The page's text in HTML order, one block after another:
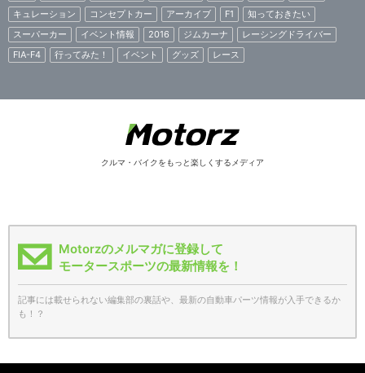
キュレーション
コンセプトカー アーカイブ F1
知っておきたい
スーパーカー
イベント情報 2016 ジムカーナ
レーシングドライバー
FIA-F4
行ってみた！ イベント グッズ レース
クルマ・バイクをもっと楽しくするメディア
Motorzのメルマガに登録して
モータースポーツの最新情報を！
記事には載せられない編集部の裏話や、最新の自動車パーツ情報が入手できるか
も！？